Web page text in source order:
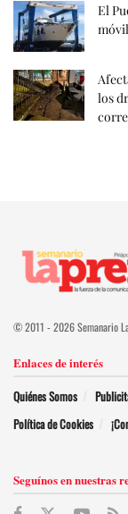
El
los
© 2011 - 2026 Semanario La
Enlaces de interés
Quiénes Somos
Política de Cookies
Seguínos en nuestras